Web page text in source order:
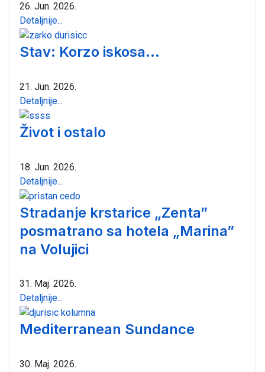
26. Jun. 2026.
Detaljnije...
Stav: Korzo iskosa...
21. Jun. 2026.
Detaljnije...
Život i ostalo
18. Jun. 2026.
Detaljnije...
Stradanje krstarice „Zenta”
posmatrano sa hotela „Marina”
na Volujici
31. Maj. 2026.
Detaljnije...
Mediterranean Sundance
30. Maj. 2026.